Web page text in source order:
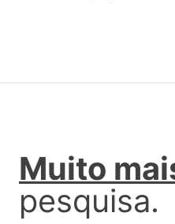
Muito
pesquisa.